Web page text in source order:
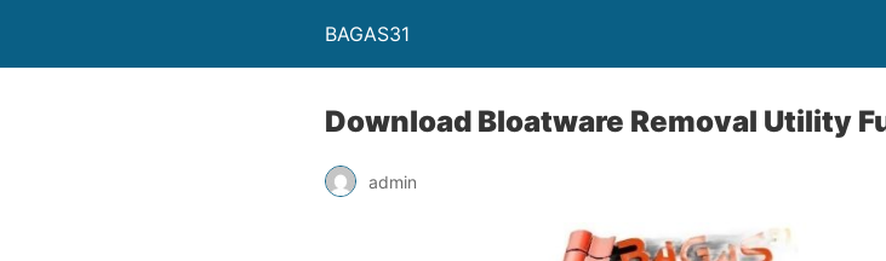
BAGAS31
Download Bloatware Removal Utility
admin